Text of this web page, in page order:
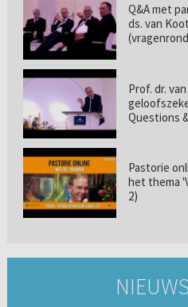
Q&A met
ds. van
Prof. dr.
Questions
Pastorie
het thema
2)